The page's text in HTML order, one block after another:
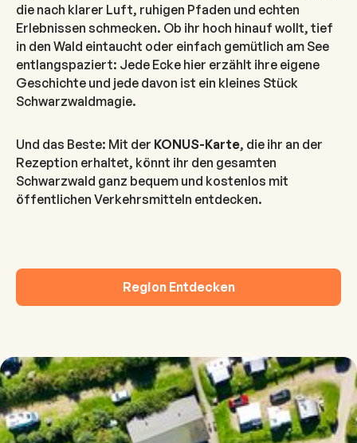
die nach klarer Luft, ruhigen Pfaden und echten
Erlebnissen schmecken. Ob ihr hoch hinauf wollt, tief
in den Wald eintaucht oder einfach gemütlich am See
entlangspaziert: Jede Ecke hier erzählt ihre eigene
Geschichte und jede davon ist ein kleines Stück
Schwarzwaldmagie.
Und das Beste: Mit der KONUS-Karte, die ihr an der
Rezeption erhaltet, könnt ihr den gesamten
Schwarzwald ganz bequem und kostenlos mit
öffentlichen Verkehrsmitteln entdecken.
Region Entdecken